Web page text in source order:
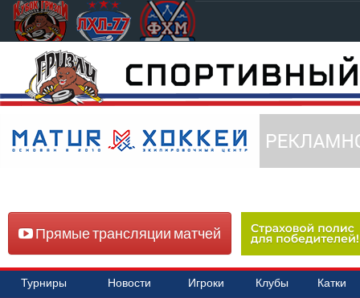
Прямые трансляции матчей
Турниры Новости Игроки Клубы Катки